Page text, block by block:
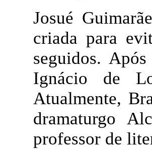
Josué
criada para
seguidos.
Ignácio de
Atualmente,
dramaturgo
professor de